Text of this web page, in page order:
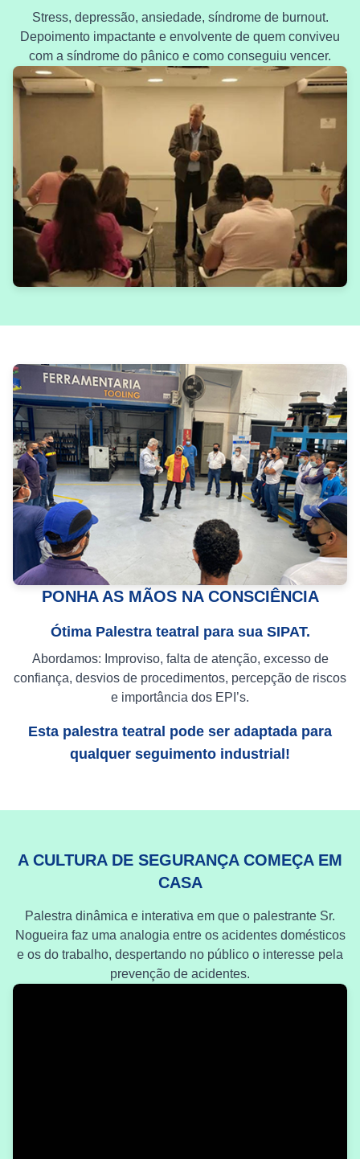
Stress, depressão, ansiedade, síndrome de burnout.
Depoimento impactante e envolvente de quem conviveu
com a síndrome do pânico e como conseguiu vencer.
PONHA AS MÃOS NA CONSCIÊNCIA
Ótima Palestra teatral para sua SIPAT.
Abordamos: Improviso, falta de atenção, excesso de
confiança, desvios de procedimentos, percepção de riscos
e importância dos EPI’s.
Esta palestra teatral pode ser adaptada para
qualquer seguimento industrial!
A CULTURA DE SEGURANÇA COMEÇA EM
CASA
Palestra dinâmica e interativa em que o palestrante Sr.
Nogueira faz uma analogia entre os acidentes domésticos
e os do trabalho, despertando no público o interesse pela
prevenção de acidentes.